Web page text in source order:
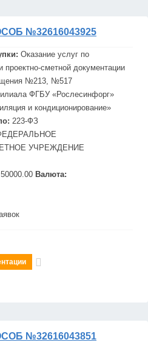
№32616043925
Оказание услуг по
проектно-сметной документации
№213, №517
ФГБУ «Рослесинфорг»
и кондиционирование»
223-ФЗ
УЧРЕЖДЕНИЕ
50000.00 Валюта:
№32616043851